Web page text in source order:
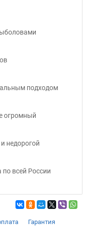
подходом
огромный
недорогой
всей России
Гарантия